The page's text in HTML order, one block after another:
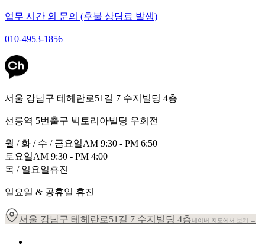
업무 시간 외 문의 (후불 상담료 발생)
010-4953-1856
서울 강남구 테헤란로51길 7 수지빌딩 4층
선릉역 5번출구 빅토리아빌딩 우회전
월 / 화 / 수 / 금요일AM 9:30 - PM 6:50
토요일AM 9:30 - PM 4:00
목 / 일요일휴진
일요일 & 공휴일 휴진
서울 강남구 테헤란로51길 7 수지빌딩 4층네이버 지도에서 보기 →